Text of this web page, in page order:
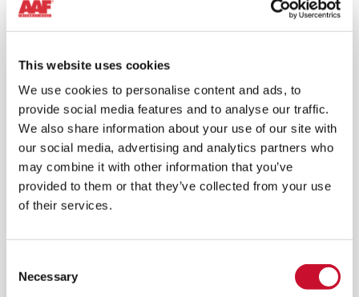
This website uses cookies
We use cookies to personalise content and ads, to
provide social media features and to analyse our traffic.
We also share information about your use of our site with
our social media, advertising and analytics partners who
may combine it with other information that you’ve
provided to them or that they’ve collected from your use
of their services.
Selection
Necessary